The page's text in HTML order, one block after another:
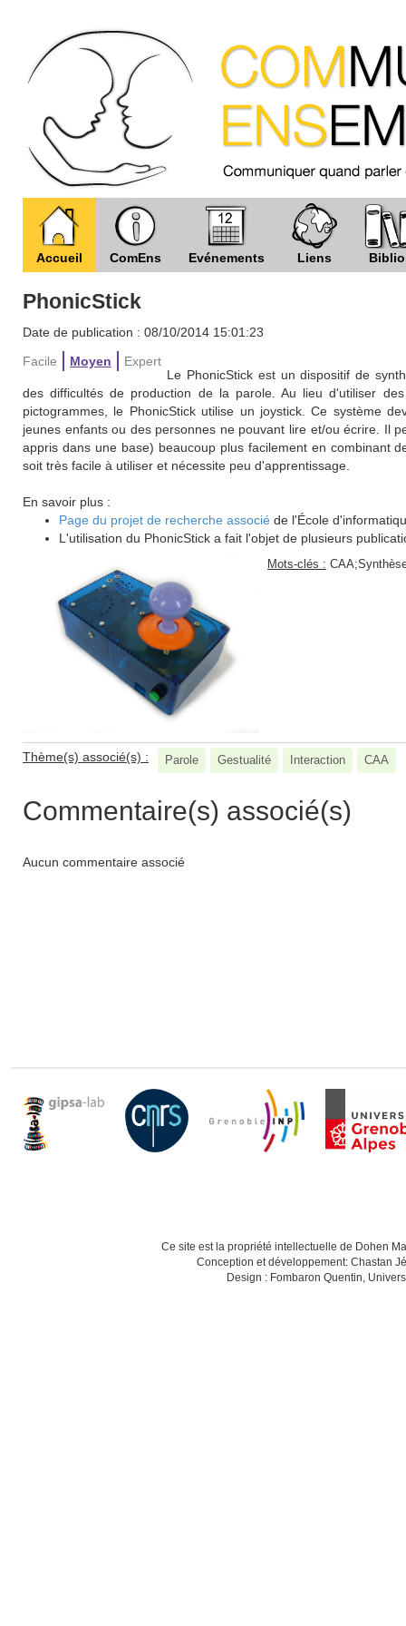
Accueil ComEns Evénements Liens Biblio
PhonicStick
Date de publication : 08/10/2014 15:01:23
Facile
Moyen
Expert
Le PhonicStick est un dispositif de
des difficultés de production de la parole. Au lieu d'utiliser
pictogrammes, le PhonicStick utilise un joystick. Ce système
jeunes enfants ou des personnes ne pouvant lire et/ou écrire. Il
appris dans une base) beaucoup plus facilement en combinant
soit très facile à utiliser et nécessite peu d'apprentissage.
En savoir plus :
Page du projet de recherche associé de l'École
L'utilisation du PhonicStick a fait l'objet de plusieurs
Mots-clés :
Thème(s) associé(s) : Parole Gestualité Interaction CAA
Commentaire(s) associé(s)
Aucun commentaire associé
Ce site est la propriété intellectuelle de Dohen
Conception et développement: Chastan
Design : Fombaron Quentin,